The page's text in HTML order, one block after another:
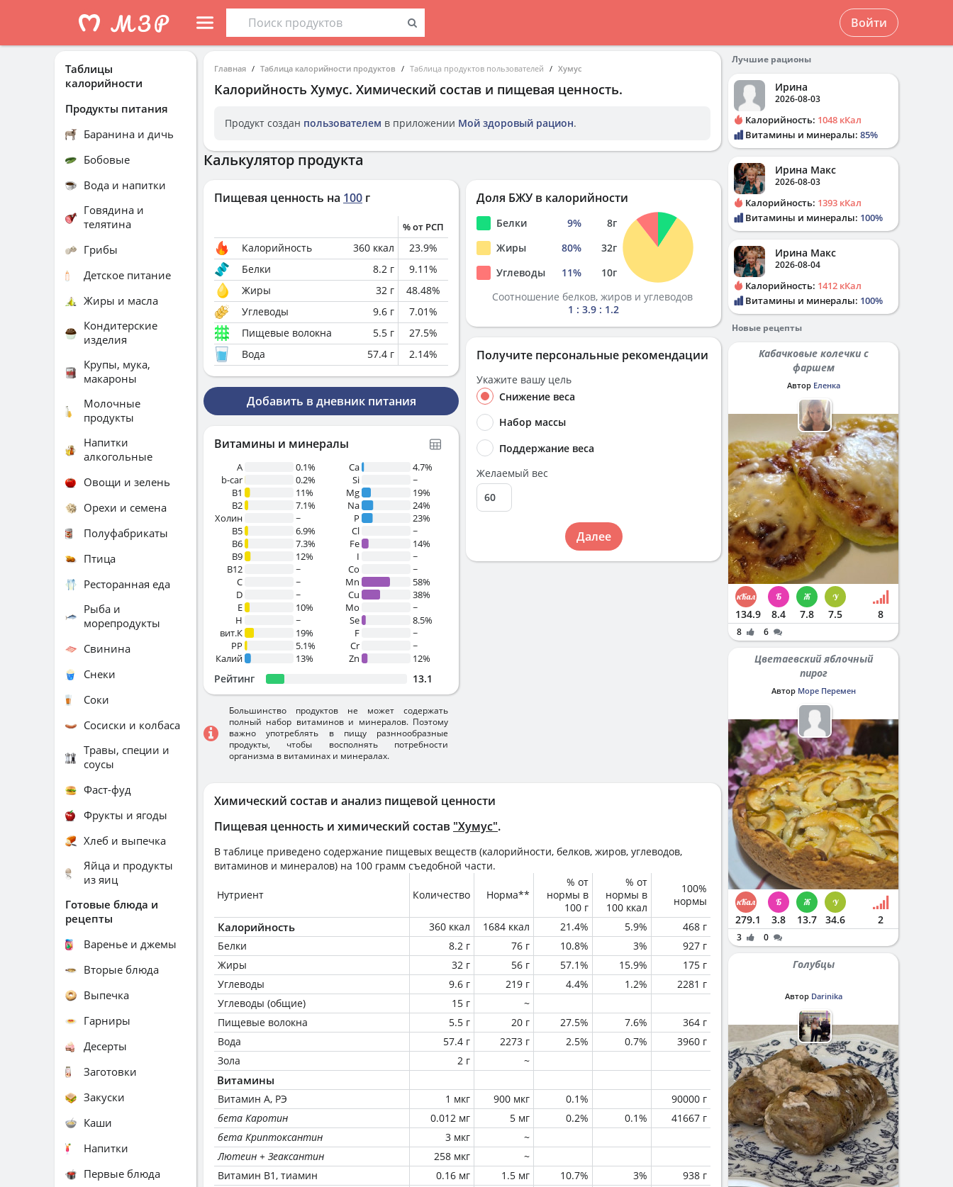
Войти
Главная Таблица калорийности продуктов Таблица продуктов пользователей Хумус
Калорийность Хумус. Химический состав и пищевая ценность.
Продукт создан пользователем в приложении Мой здоровый рацион.
Химический состав и анализ пищевой ценности
Пищевая ценность и химический состав "Хумус".
В таблице приведено содержание пищевых веществ (калорийности, белков, жиров, углеводов,
витаминов и минералов) на 100 грамм съедобной части.
Нутриент Количество Норма**
% от
нормы в
100 г
% от
нормы в
100 ккал
100%
нормы
Калорийность 360 ккал 1684 ккал 21.4% 5.9%
468 г
Белки
8.2 г 76 г 10.8% 3%
927 г
Жиры
32 г 56 г 57.1% 15.9%
175 г
Углеводы
9.6 г 219 г 4.4% 1.2%
2281 г
Углеводы (общие)
15 г
~
Пищевые волокна
5.5 г 20 г 27.5% 7.6%
364 г
Вода
57.4 г 2273 г 2.5% 0.7%
3960 г
Зола
2 г ~
Витамины
Витамин А, РЭ 1 мкг 900 мкг 0.1%
90000 г
бета Каротин
0.012 мг 5 мг 0.2% 0.1%
41667 г
бета Криптоксантин
3 мкг
~
Лютеин + Зеаксантин
258 мкг
~
Витамин В1, тиамин
0.16 мг 1.5 мг 10.7% 3%
938 г
Калькулятор продукта
Пищевая ценность на 100 г
% от РСП
Калорийность 360 ккал 23.9%
Белки
8.2 г 9.11%
Жиры
32 г 48.48%
Углеводы
9.6 г 7.01%
Пищевые волокна
5.5 г 27.5%
Вода
57.4 г 2.14%
Добавить в дневник питания
Витамины и минералы
A
0.1%
b-car
0.2%
В1
11%
B2
7.1%
Холин
~
B5
6.9%
B6
7.3%
B9
12%
B12
~
C
~
D
~
E
10%
H
~
вит.К
19%
PP
5.1%
Калий
13%
Ca
4.7%
Si
~
Mg
19%
Na
24%
P
23%
Cl
~
Fe
14%
I
~
Co
~
Mn
58%
Cu
38%
Mo
~
Se
8.5%
F
~
Cr
~
Zn
12%
Рейтинг 13.1
Большинство продуктов не может содержать
полный набор витаминов и минералов. Поэтому
важно употреблять в пищу разннообразные
продукты, чтобы восполнять потребности
организма в витаминах и минералах.
Доля БЖУ в калорийности
Белки 9% 8г
Жиры
80% 32г
Углеводы
11% 10г
Соотношение белков, жиров и углеводов
1 : 3.9 : 1.2
Получите персональные рекомендации
Укажите вашу цель
Снижение веса
Набор массы
Поддержание веса
Желаемый вес
Далее
Таблицы
калорийности
Продукты питания
Баранина и дичь
Бобовые
Вода и напитки
Говядина и
телятина
Грибы
Детское питание
Жиры и масла
Кондитерские
изделия
Крупы, мука,
макароны
Молочные
продукты
Напитки
алкогольные
Овощи и зелень
Орехи и семена
Полуфабрикаты
Птица
Ресторанная еда
Рыба и
морепродукты
Свинина
Снеки
Соки
Сосиски и колбаса
Травы, специи и
соусы
Фаст-фуд
Фрукты и ягоды
Хлеб и выпечка
Яйца и продукты
из яиц
Готовые блюда и
рецепты
Варенье и джемы
Вторые блюда
Выпечка
Гарниры
Десерты
Заготовки
Закуски
Каши
Напитки
Первые блюда
Лучшие рационы
Ирина
2026-08-03
Калорийность: 1048 кКал
Витамины и минералы: 85%
Ирина Макс
2026-08-03
Калорийность: 1393 кКал
Витамины и минералы: 100%
Ирина Макс
2026-08-04
Калорийность: 1412 кКал
Витамины и минералы: 100%
Новые рецепты
Кабачковые колечки с
фаршем
Автор Еленка
134.9 8.4 7.8 7.5 8
8 6
Цветаевский яблочный
пирог
Автор Море Перемен
279.1 3.8 13.7 34.6 2
3 0
Голубцы
Автор Darinika